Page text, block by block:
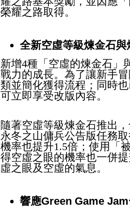
榮耀之路取得。
全新空虛等級煉金石與
新增4種「空虛的煉金石」
戰力的成長。為了讓新手
類並簡化獲得流程；同時
可立即享受改版內容。
隨著空虛等級煉金石推出
永冬之山傭兵公告版任務
機率也提升1.5倍；使用「
得空虛之眼的機率也一併
虛之眼及空虛的氣息。
響應Green Game Jam